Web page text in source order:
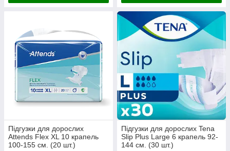
Підгузки для дорослих
Attends Flex XL 10 крапель
100-155 см. (20 шт.)
Підгузки для дорослих Tena
Slip Plus Large 6 крапель 92-
144 см. (30 шт.)